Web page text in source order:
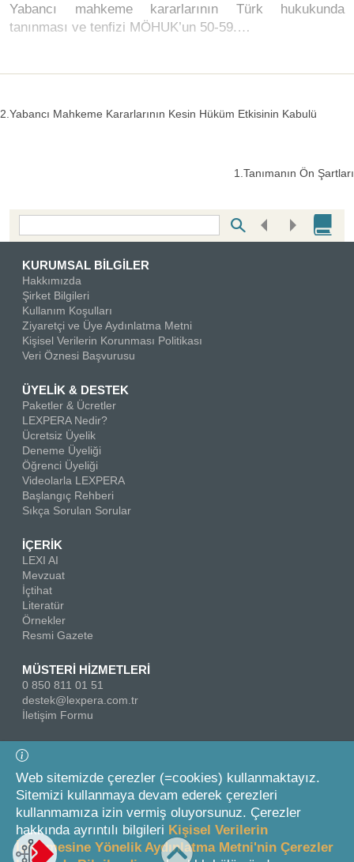
Yabancı mahkeme kararlarının Türk hukukunda
tanınması ve tenfizi MÖHUK’un 50-59.…
2.Yabancı Mahkeme Kararlarının Kesin Hüküm Etkisinin Kabulü
1.Tanımanın Ön Şartları
Bottom Search Toolbar Highlight Text
KURUMSAL BİLGİLER
Hakkımızda
Şirket Bilgileri
Kullanım Koşulları
Ziyaretçi ve Üye Aydınlatma Metni
Kişisel Verilerin Korunması Politikası
Veri Öznesi Başvurusu
ÜYELİK & DESTEK
Paketler & Ücretler
LEXPERA Nedir?
Ücretsiz Üyelik
Deneme Üyeliği
Öğrenci Üyeliği
Videolarla LEXPERA
Başlangıç Rehberi
Sıkça Sorulan Sorular
İÇERİK
LEXI AI
Mevzuat
İçtihat
Literatür
Örnekler
Resmi Gazete
MÜSTERİ HİZMETLERİ
0 850 811 01 51
destek@lexpera.com.tr
İletişim Formu
Bizi Takip Edin
Web sitemizde çerezler (=cookies) kullanmaktayız.
Sitemizi kullanmaya devam ederek çerezleri
kullanmamıza izin vermiş oluyorsunuz. Çerezler
hakkında ayrıntılı bilgileri Kişisel Verilerin
İşlenmesine Yönelik Aydınlatma Metni'nin Çerezler